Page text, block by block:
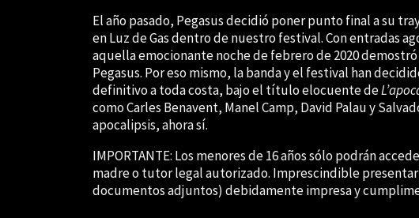
El año pasado, Pegasus decidió poner punto final a su
en Luz de Gas dentro de nuestro festival. Con entradas
aquella emocionante noche de febrero de 2020
Pegasus. Por eso mismo, la banda y el festival han
definitivo a toda costa, bajo el título elocuente de
como Carles Benavent, Manel Camp, David Palau y
apocalipsis, ahora sí.
IMPORTANTE: Los menores de 16 años sólo podrán
madre o tutor legal autorizado. Imprescindible
documentos adjuntos) debidamente impresa y